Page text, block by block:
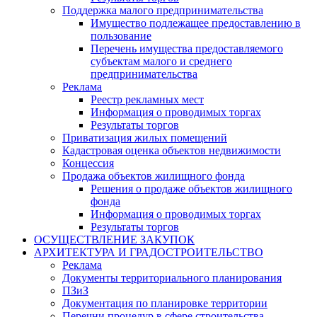
Поддержка малого предпринимательства
Имущество подлежащее предоставлению в
пользование
Перечень имущества предоставляемого
субъектам малого и среднего
предпринимательства
Реклама
Реестр рекламных мест
Информация о проводимых торгах
Результаты торгов
Приватизация жилых помещений
Кадастровая оценка объектов недвижимости
Концессия
Продажа объектов жилищного фонда
Решения о продаже объектов жилищного
фонда
Информация о проводимых торгах
Результаты торгов
ОСУЩЕСТВЛЕНИЕ ЗАКУПОК
АРХИТЕКТУРА И ГРАДОСТРОИТЕЛЬСТВО
Реклама
Документы территориального планирования
ПЗиЗ
Документация по планировке территории